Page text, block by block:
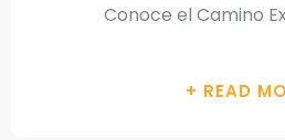
Conoce el Camino